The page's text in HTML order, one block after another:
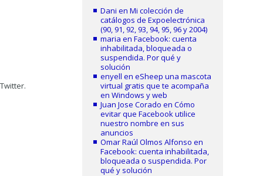
Dani enMi colección de
catálogos de Expoelectrónica
(90, 91, 92, 93, 94, 95, 96 y 2004)
maria enFacebook: cuenta
inhabilitada, bloqueada o
suspendida. Por qué y
solución
enyell eneSheep una mascota
virtual gratis que te acompaña
en Windows y web
Juan Jose Corado enCómo
evitar que Facebook utilice
nuestro nombre en sus
anuncios
Omar Raúl Olmos Alfonso en
Facebook: cuenta inhabilitada,
bloqueada o suspendida. Por
qué y solución